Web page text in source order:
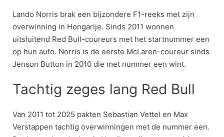
Lando Norris brak een bijzondere F1-reeks met zijn
overwinning in Hongarije. Sinds 2011 wonnen
uitsluitend Red Bull-coureurs met het startnummer een
op hun auto. Norris is de eerste McLaren-coureur sinds
Jenson Button in 2010 die met nummer een wint.
Tachtig zeges lang Red Bull
Van 2011 tot 2025 pakten Sebastian Vettel en Max
Verstappen tachtig overwinningen met de nummer een.